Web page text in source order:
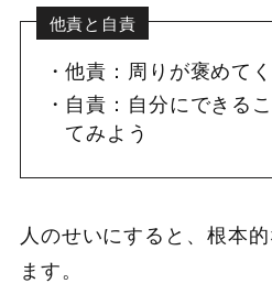
他責と自責
他責：周りが褒めて
自責：自分にできる
てみよう
人のせいにすると、根本
ます。